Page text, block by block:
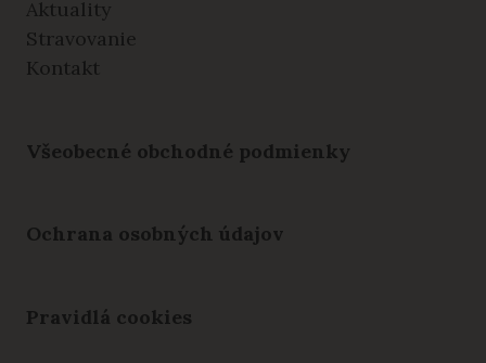
Aktuality
Stravovanie
Kontakt
Všeobecné obchodné podmienky
Ochrana osobných údajov
Pravidlá cookies